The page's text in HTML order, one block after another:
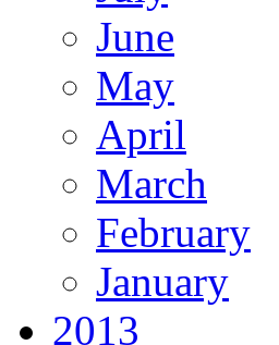
June
May
April
March
February
January
2013